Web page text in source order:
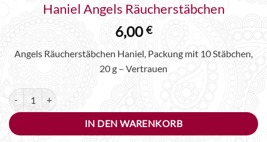
Haniel Angels Räucherstäbchen
6,00€
Angels Räucherstäbchen Haniel, Packung mit 10 Stäbchen,
20 g – Vertrauen
Haniel Angels Räucherstäbchen Menge
IN DEN WARENKORB